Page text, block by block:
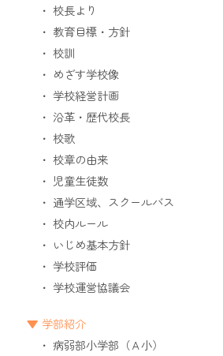
校長より
教育目標・方針
校訓
めざす学校像
学校経営計画
沿革・歴代校長
校歌
校章の由来
児童生徒数
通学区域、スクールバス
校内ルール
いじめ基本方針
学校評価
学校運営協議会
学部紹介
病弱部小学部（Ａ小）